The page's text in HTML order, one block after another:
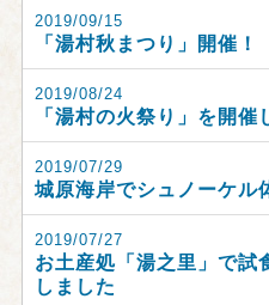
2019/09/15
「湯村秋まつり」開催！
2019/08/24
「湯村の火祭り」を開催
2019/07/29
城原海岸でシュノーケ
2019/07/27
お土産処「湯之里」で試
しました